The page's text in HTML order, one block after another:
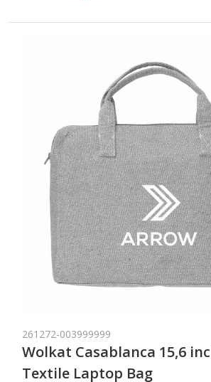
261272-003999999
Wolkat Casablanca 15,6
Textile Laptop Bag